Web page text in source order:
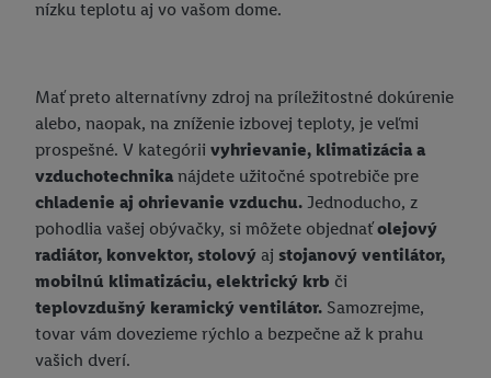
nízku teplotu aj vo vašom dome.
Mať preto alternatívny zdroj na príležitostné dokúrenie
alebo, naopak, na zníženie izbovej teploty, je veľmi
prospešné. V kategórii vyhrievanie, klimatizácia a
vzduchotechnika nájdete užitočné spotrebiče pre
chladenie aj ohrievanie vzduchu. Jednoducho, z
pohodlia vašej obývačky, si môžete objednaťolejový
radiátor, konvektor, stolový aj stojanový ventilátor,
mobilnú klimatizáciu, elektrický krb či
teplovzdušný keramický ventilátor. Samozrejme,
tovar vám dovezieme rýchlo a bezpečne až k prahu
vašich dverí.
dispozícii.
údajov.
Kliknutím na možnosť "Odmietnuť" môžete povoliť iba
používanie potrebných technológií. Kliknutím na "Súhlasím"
vyjadríte súhlas so spracúvaním na všetky vyššie uvedené účely.
Ďalšie informácie vrátane informácií o dobe uchovávania
údajov a Vašom práve kedykoľvek odvolať súhlas s účinnosťou
do budúcnosti nájdete v našichzásadách ochrany osobných
údajov.Imprint nájdete tu.